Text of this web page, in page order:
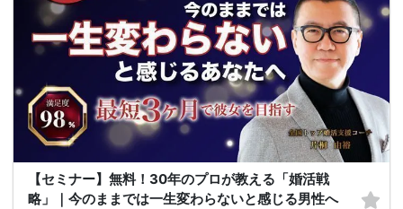
【セミナー】無料！30年のプロが教える「婚活戦
略」｜今のままでは一生変わらないと感じる男性へ